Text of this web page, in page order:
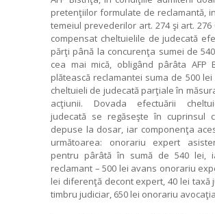
pretenţiilor formulate de reclamantă,
temeiul prevederilor art. 274 şi art. 276
compensat cheltuielile de judecată
părţi până la concurenţa sumei de
cea mai mică, obligând pârâta AFP
plătească reclamantei suma de 500
cheltuieli de judecată parţiale în
acţiunii. Dovada efectuării
judecată se regăseşte în cuprinsul
depuse la dosar, iar componenţa
următoarea: onorariu expert
pentru pârâtă în sumă de 540 lei,
reclamant – 500 lei avans onorariu
lei diferenţă decont expert, 40 lei taxă
timbru judiciar, 650 lei onorariu